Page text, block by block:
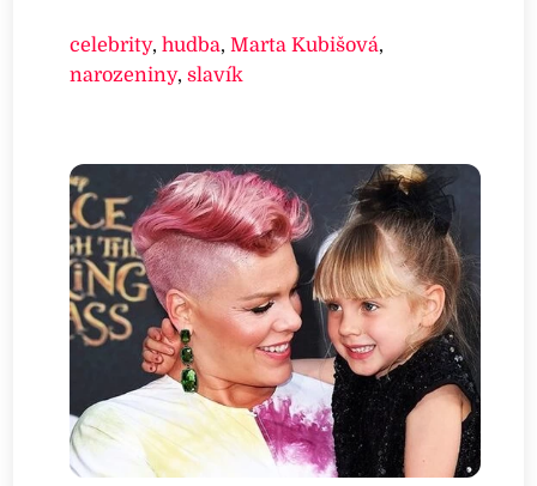
celebrity,hudba,Marta Kubišová,
narozeniny,slavík